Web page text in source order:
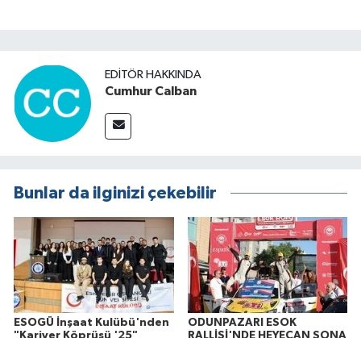
EDITÖR HAKKINDA
Cumhur Calban
Bunlar da ilginizi çekebilir
ESOGÜ İnşaat Kulübü'nden
"Kariyer Köprüsü '25"
ODUNPAZARI ESOK
RALLİSİ'NDE HEYECAN SONA